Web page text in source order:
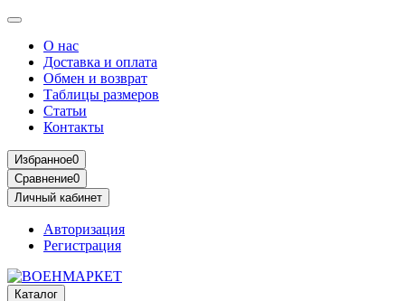
О нас
Доставка и оплата
Обмен и возврат
Таблицы размеров
Статьи
Контакты
Избранное0
Сравнение0
Личный кабинет
Авторизация
Регистрация
Каталог